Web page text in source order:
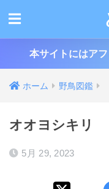
本サイトにはア
ホーム 野鳥図鑑
オオヨシキリ
5月 29, 2023